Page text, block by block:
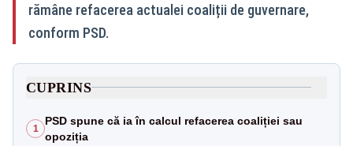
rămâne refacerea actualei coaliții de guvernare,
conform PSD.
CUPRINS
1
PSD spune că ia în calcul refacerea coaliției sau
opoziția